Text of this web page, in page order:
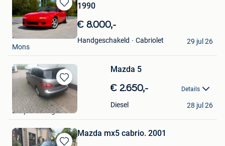
Bewaren
in
Mijn
Favorieten
1990
€ 8.000,-
Handgeschakeld Cabriolet
Ben Bkh
Mons
29 jul 26
Bewaren
in
Mijn
Favorieten
Mazda 5
€ 2.650,- Details
Diesel
David
Leopoldsburg
28 jul 26
Mazda mx5 cabrio. 2001